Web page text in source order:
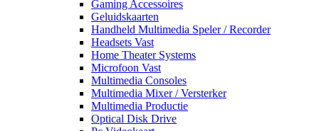
Gaming Accessoires
Geluidskaarten
Handheld Multimedia Speler / Recorder
Headsets Vast
Home Theater Systems
Microfoon Vast
Multimedia Consoles
Multimedia Mixer / Versterker
Multimedia Productie
Optical Disk Drive